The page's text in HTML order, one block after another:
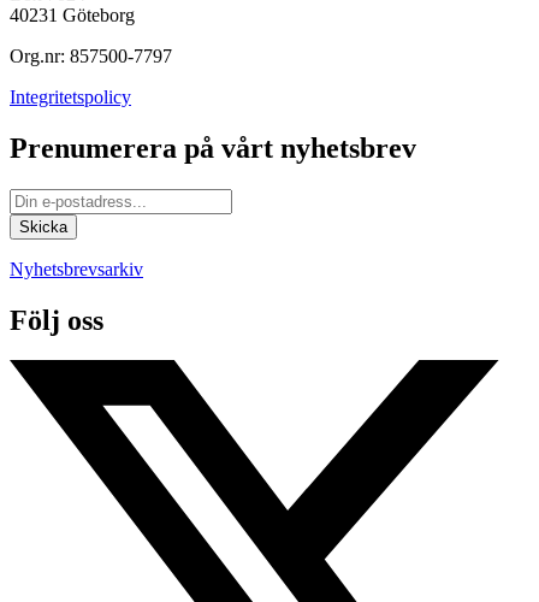
40231 Göteborg
Org.nr: 857500-7797
Integritetspolicy
Prenumerera på vårt nyhetsbrev
Nyhetsbrevsarkiv
Följ oss